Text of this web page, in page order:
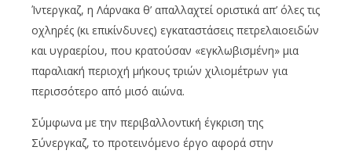
Ίντεργκαζ, η Λάρνακα θ’ απαλλαχτεί οριστικά απ’ όλες τις
οχληρές (κι επικίνδυνες) εγκαταστάσεις πετρελαιοειδών
και υγραερίου, που κρατούσαν «εγκλωβισμένη» μια
παραλιακή περιοχή μήκους τριών χιλιομέτρων για
περισσότερο από μισό αιώνα.
Σύμφωνα με την περιβαλλοντική έγκριση της
Σύνεργκαζ, το προτεινόμενο έργο αφορά στην